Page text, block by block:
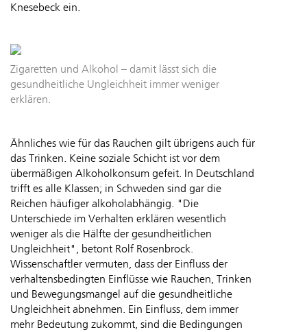
Knesebeck ein.
Zigaretten und Alkohol – damit lässt sich die
gesundheitliche Ungleichheit immer weniger
erklären.
Ähnliches wie für das Rauchen gilt übrigens auch für
das Trinken. Keine soziale Schicht ist vor dem
übermäßigen Alkoholkonsum gefeit. In Deutschland
trifft es alle Klassen; in Schweden sind gar die
Reichen häufiger alkoholabhängig. "Die
Unterschiede im Verhalten erklären wesentlich
weniger als die Hälfte der gesundheitlichen
Ungleichheit", betont Rolf Rosenbrock.
Wissenschaftler vermuten, dass der Einfluss der
verhaltensbedingten Einflüsse wie Rauchen, Trinken
und Bewegungsmangel auf die gesundheitliche
Ungleichheit abnehmen. Ein Einfluss, dem immer
mehr Bedeutung zukommt, sind die Bedingungen